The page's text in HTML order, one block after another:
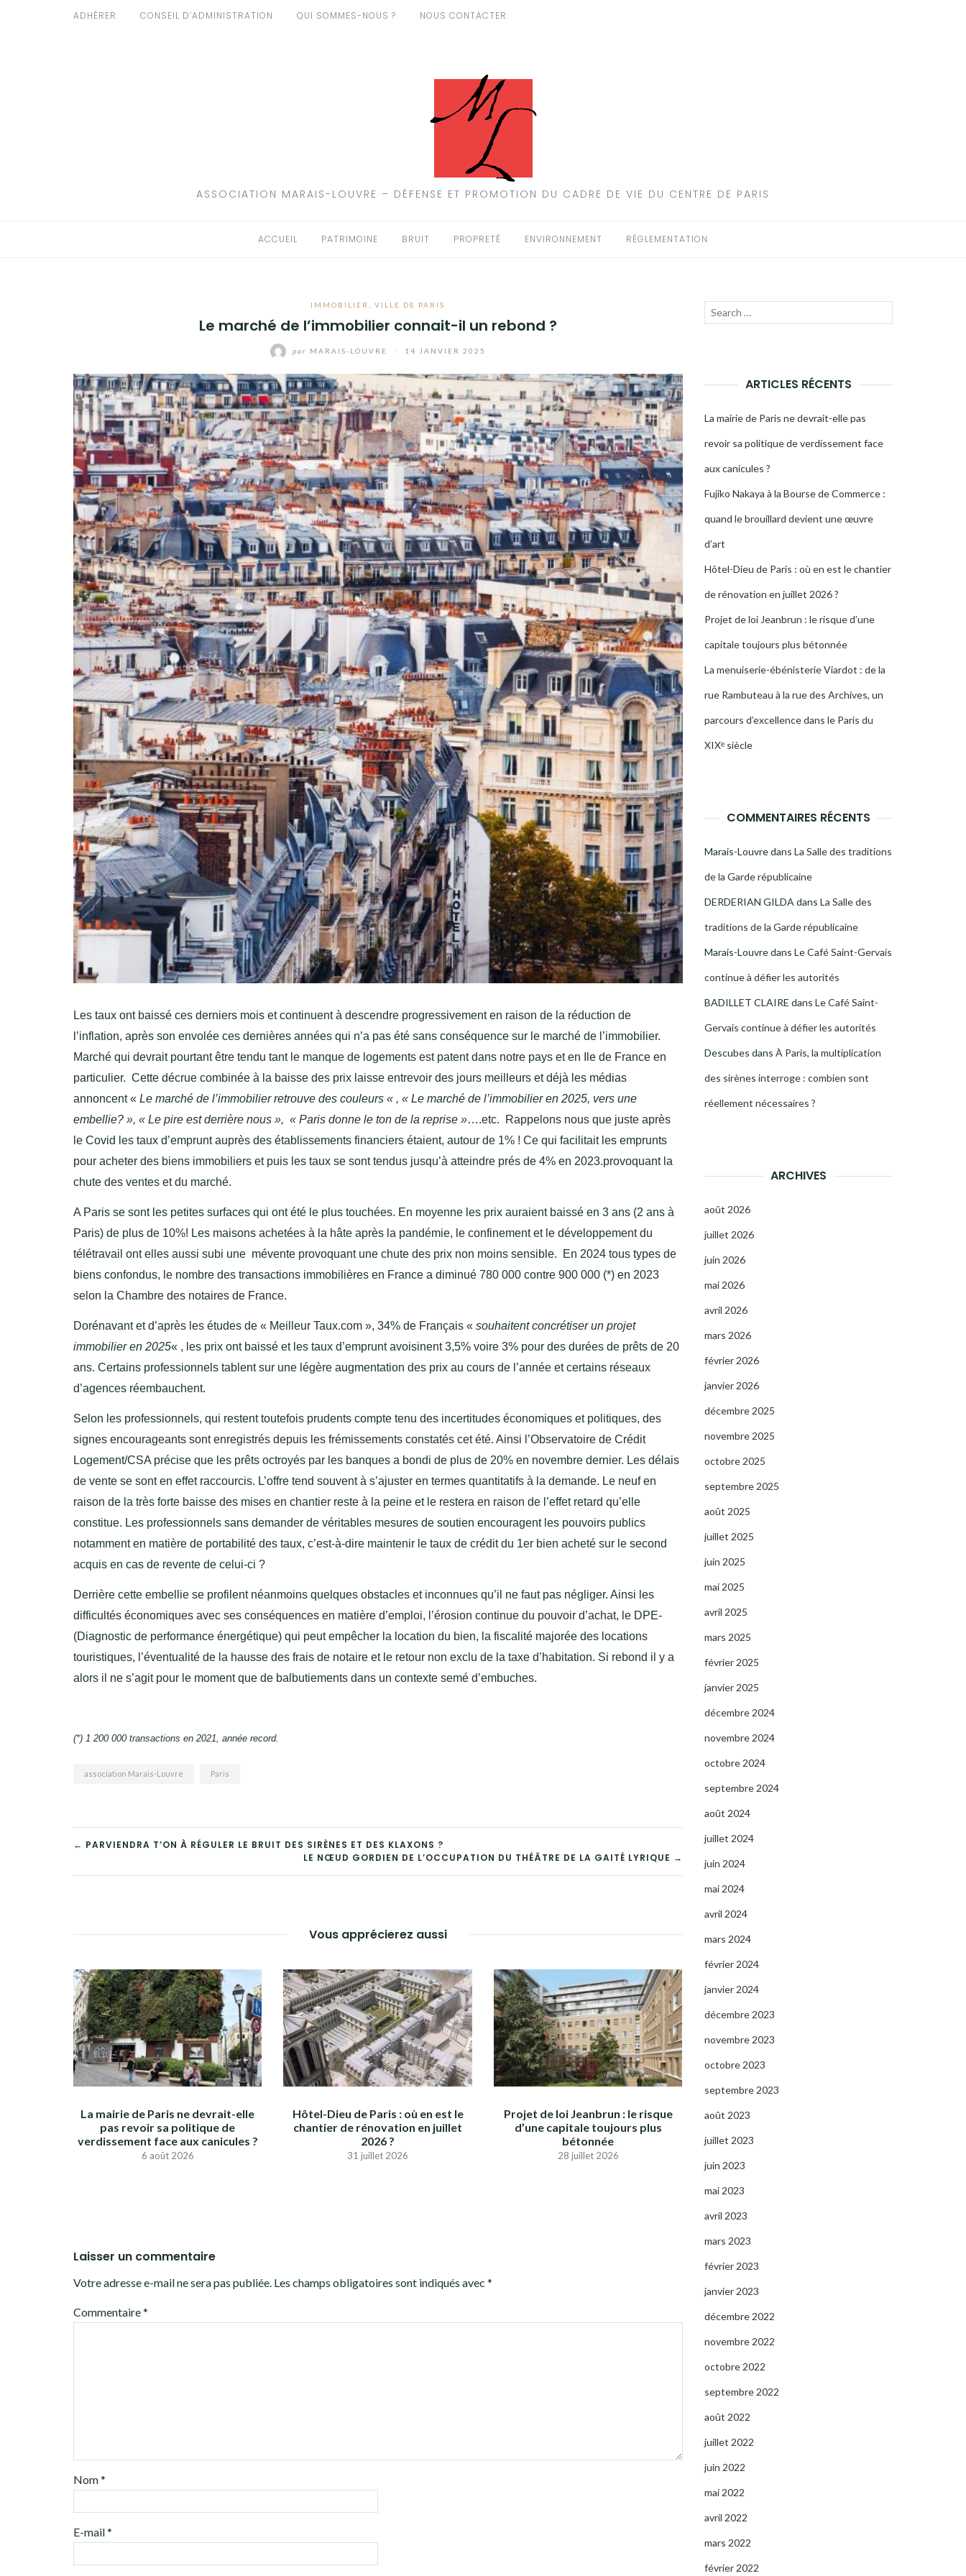
ADHÉRER CONSEIL D’ADMINISTRATION QUI SOMMES-NOUS ? NOUS CONTACTER
ASSOCIATION MARAIS-LOUVRE – DÉFENSE ET PROMOTION DU CADRE DE VIE DU CENTRE DE PARIS
ACCUEIL PATRIMOINE BRUIT PROPRETÉ ENVIRONNEMENT RÉGLEMENTATION
IMMOBILIER ,VILLE DE PARIS
Le marché de l’immobilier connait-il un rebond ?
par MARAIS-LOUVRE 14 JANVIER 2025
Les taux ont baissé ces derniers mois et continuent à descendre progressivement en raison de la réduction de
l’inflation, après son envolée ces dernières années qui n’a pas été sans conséquence sur le marché de l’immobilier.
Marché qui devrait pourtant être tendu tant le manque de logements est patent dans notre pays et en Ile de France en
particulier. Cette décrue combinée à la baisse des prix laisse entrevoir des jours meilleurs et déjà les médias
annoncent « Le marché de l’immobilier retrouve des couleurs « , « Le marché de l’immobilier en 2025, vers une
embellie? », « Le pire est derrière nous », « Paris donne le ton de la reprise »….etc.
Rappelons nous que juste après
le Covid les taux d’emprunt auprès des établissements financiers étaient, autour de 1% ! Ce qui facilitait les emprunts
pour acheter des biens immobiliers et puis les taux se sont tendus jusqu’à atteindre prés de 4% en 2023.provoquant la
chute des ventes et du marché.
A Paris se sont les petites surfaces qui ont été le plus touchées. En moyenne les prix auraient baissé en 3 ans (2 ans à
Paris) de plus de 10%! Les maisons achetées à la hâte après la pandémie, le confinement et le développement du
télétravail ont elles aussi subi une mévente provoquant une chute des prix non moins sensible. En 2024 tous types de
biens confondus, le nombre des transactions immobilières en France a diminué 780 000 contre 900 000 (*) en 2023
selon la Chambre des notaires de France.
Dorénavant et d’après les études de « Meilleur Taux.com », 34% de Français « souhaitent concrétiser un projet
immobilier en 2025« , les prix ont baissé et les taux d’emprunt avoisinent 3,5% voire 3% pour des durées de prêts de 20
ans. Certains professionnels tablent sur une légère augmentation des prix au cours de l’année et certains réseaux
d’agences réembauchent.
Selon les professionnels, qui restent toutefois prudents compte tenu des incertitudes économiques et politiques, des
signes encourageants sont enregistrés depuis les frémissements constatés cet été. Ainsi l’Observatoire de Crédit
Logement/CSA précise que les prêts octroyés par les banques a bondi de plus de 20% en novembre dernier. Les délais
de vente se sont en effet raccourcis. L’offre tend souvent à s’ajuster en termes quantitatifs à la demande. Le neuf en
raison de la très forte baisse des mises en chantier reste à la peine et le restera en raison de l’effet retard qu’elle
constitue. Les professionnels sans demander de véritables mesures de soutien encouragent les pouvoirs publics
notamment en matière de portabilité des taux, c’est-à-dire maintenir le taux de crédit du 1er bien acheté sur le second
acquis en cas de revente de celui-ci ?
Derrière cette embellie se profilent néanmoins quelques obstacles et inconnues qu’il ne faut pas négliger. Ainsi les
difficultés économiques avec ses conséquences en matière d’emploi, l’érosion continue du pouvoir d’achat, le DPE-
(Diagnostic de performance énergétique) qui peut empêcher la location du bien, la fiscalité majorée des locations
touristiques, l’éventualité de la hausse des frais de notaire et le retour non exclu de la taxe d’habitation. Si rebond il y a
alors il ne s’agit pour le moment que de balbutiements dans un contexte semé d’embuches.
(*) 1 200 000 transactions en 2021, année record.
association Marais-Louvre Paris
NAVIGATION
DE
← PARVIENDRA T’ON À RÉGULER LE BRUIT DES SIRÈNES ET DES KLAXONS ?
LE NŒUD GORDIEN DE L’OCCUPATION DU THÉÂTRE DE LA GAITÉ LYRIQUE →
Vous apprécierez aussi
La mairie de Paris ne devrait-elle
pas revoir sa politique de
verdissement face aux canicules ?
6 août 2026
Hôtel-Dieu de Paris : où en est le
chantier de rénovation en juillet
2026 ?
31 juillet 2026
Projet de loi Jeanbrun : le risque
d’une capitale toujours plus
bétonnée
28 juillet 2026
Laisser un commentaire
Votre adresse e-mail ne sera pas publiée. Les champs obligatoires sont indiqués avec *
Commentaire*
Nom*
E-mail*
Recherche
ARTICLES RÉCENTS
La mairie de Paris ne devrait-elle pas
revoir sa politique de verdissement face
aux canicules ?
Fujiko Nakaya à la Bourse de Commerce :
quand le brouillard devient une œuvre
d’art
Hôtel-Dieu de Paris : où en est le chantier
de rénovation en juillet 2026 ?
Projet de loi Jeanbrun : le risque d’une
capitale toujours plus bétonnée
La menuiserie-ébénisterie Viardot : de la
rue Rambuteau à la rue des Archives, un
parcours d’excellence dans le Paris du
XIXᵉ siècle
COMMENTAIRES RÉCENTS
Marais-Louvredans La Salle des traditions
de la Garde républicaine
DERDERIAN GILDA dans La Salle des
traditions de la Garde républicaine
Marais-Louvredans Le Café Saint-Gervais
continue à défier les autorités
BADILLET CLAIRE dans Le Café Saint-
Gervais continue à défier les autorités
Descubes dans À Paris, la multiplication
des sirènes interroge : combien sont
réellement nécessaires ?
ARCHIVES
août 2026
juillet 2026
juin 2026
mai 2026
avril 2026
mars 2026
février 2026
janvier 2026
décembre 2025
novembre 2025
octobre 2025
septembre 2025
août 2025
juillet 2025
juin 2025
mai 2025
avril 2025
mars 2025
février 2025
janvier 2025
décembre 2024
novembre 2024
octobre 2024
septembre 2024
août 2024
juillet 2024
juin 2024
mai 2024
avril 2024
mars 2024
février 2024
janvier 2024
décembre 2023
novembre 2023
octobre 2023
septembre 2023
août 2023
juillet 2023
juin 2023
mai 2023
avril 2023
mars 2023
février 2023
janvier 2023
décembre 2022
novembre 2022
octobre 2022
septembre 2022
août 2022
juillet 2022
juin 2022
mai 2022
avril 2022
mars 2022
février 2022